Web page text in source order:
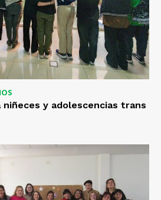
niñeces y adolescencias trans